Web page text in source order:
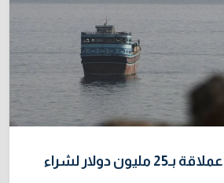
الهند تحجز ناقلة عملاقة بـ25 مليون دولار لشراء